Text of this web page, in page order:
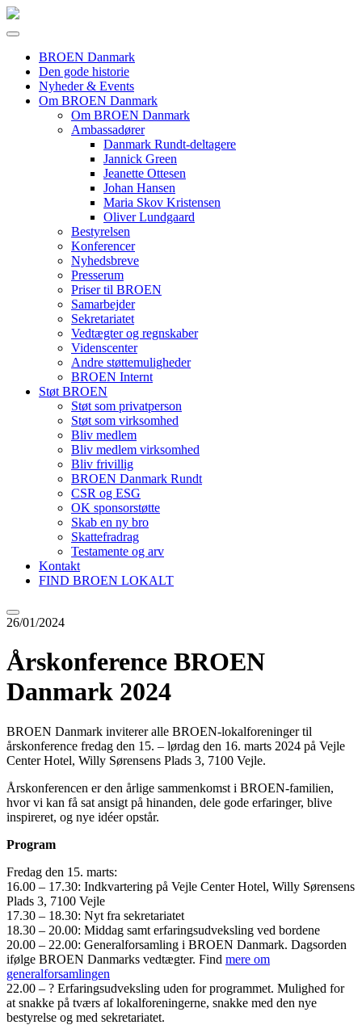
BROEN Danmark
Den gode historie
Nyheder & Events
Om BROEN Danmark
Om BROEN Danmark
Ambassadører
Danmark Rundt-deltagere
Jannick Green
Jeanette Ottesen
Johan Hansen
Maria Skov Kristensen
Oliver Lundgaard
Bestyrelsen
Konferencer
Nyhedsbreve
Presserum
Priser til BROEN
Samarbejder
Sekretariatet
Vedtægter og regnskaber
Videnscenter
Andre støttemuligheder
BROEN Internt
Støt BROEN
Støt som privatperson
Støt som virksomhed
Bliv medlem
Bliv medlem virksomhed
Bliv frivillig
BROEN Danmark Rundt
CSR og ESG
OK sponsorstøtte
Skab en ny bro
Skattefradrag
Testamente og arv
Kontakt
FIND BROEN LOKALT
26/01/2024
Årskonference BROEN
Danmark 2024
BROEN Danmark inviterer alle BROEN-lokalforeninger til
årskonference fredag den 15. – lørdag den 16. marts 2024 på Vejle
Center Hotel, Willy Sørensens Plads 3, 7100 Vejle.
Årskonferencen er den årlige sammenkomst i BROEN-familien,
hvor vi kan få sat ansigt på hinanden, dele gode erfaringer, blive
inspireret, og nye idéer opstår.
Program
Fredag den 15. marts:
16.00 – 17.30: Indkvartering på Vejle Center Hotel, Willy Sørensens
Plads 3, 7100 Vejle
17.30 – 18.30: Nyt fra sekretariatet
18.30 – 20.00: Middag samt erfaringsudveksling ved bordene
20.00 – 22.00: Generalforsamling i BROEN Danmark. Dagsorden
ifølge BROEN Danmarks vedtægter. Find mere om
generalforsamlingen
22.00 – ? Erfaringsudveksling uden for programmet. Mulighed for
at snakke på tværs af lokalforeningerne, snakke med den nye
bestyrelse og med sekretariatet.